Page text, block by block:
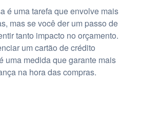
é uma tarefa que envolve mais
mas se você der um passo de
tanto impacto no orçamento.
um cartão de crédito
uma medida que garante mais
na hora das compras.